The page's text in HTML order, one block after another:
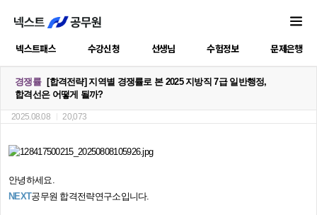
넥스트패스 수강신청 선생님 수험정보 문제은행
경쟁률
[합격전략] 지역별 경쟁률로 본 2025 지방직 7급 일반행정,
합격선은 어떻게 될까?
2025.08.08 20,073
안녕하세요.
NEXT공무원 합격전략연구소입니다.